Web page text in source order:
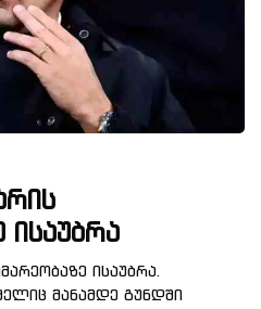
ისაუბრა.
მანამდე გუნდში